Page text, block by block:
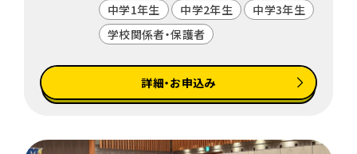
中学1年生
中学2年生
中学3年生
学校関係者・保護者
詳細・お申込み